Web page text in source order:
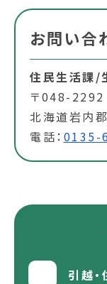
お問い合
住民生活課/
〒048-2292
北海道岩内
電話： 0135-
引越・